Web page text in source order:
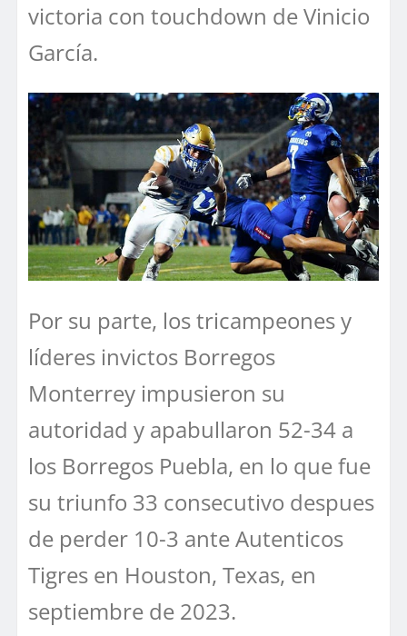
victoria con touchdown de Vinicio
García.
Por su parte, los tricampeones y
líderes invictos Borregos
Monterrey impusieron su
autoridad y apabullaron 52-34 a
los Borregos Puebla, en lo que fue
su triunfo 33 consecutivo despues
de perder 10-3 ante Autenticos
Tigres en Houston, Texas, en
septiembre de 2023.